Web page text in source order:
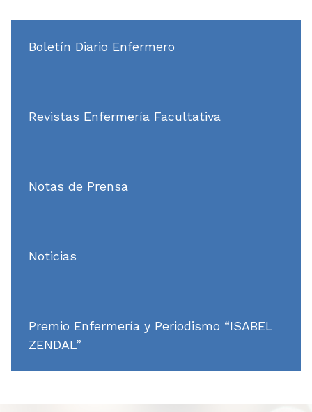
Boletín Diario Enfermero
Revistas Enfermería Facultativa
Notas de Prensa
Noticias
Premio Enfermería y Periodismo “ISABEL
ZENDAL”